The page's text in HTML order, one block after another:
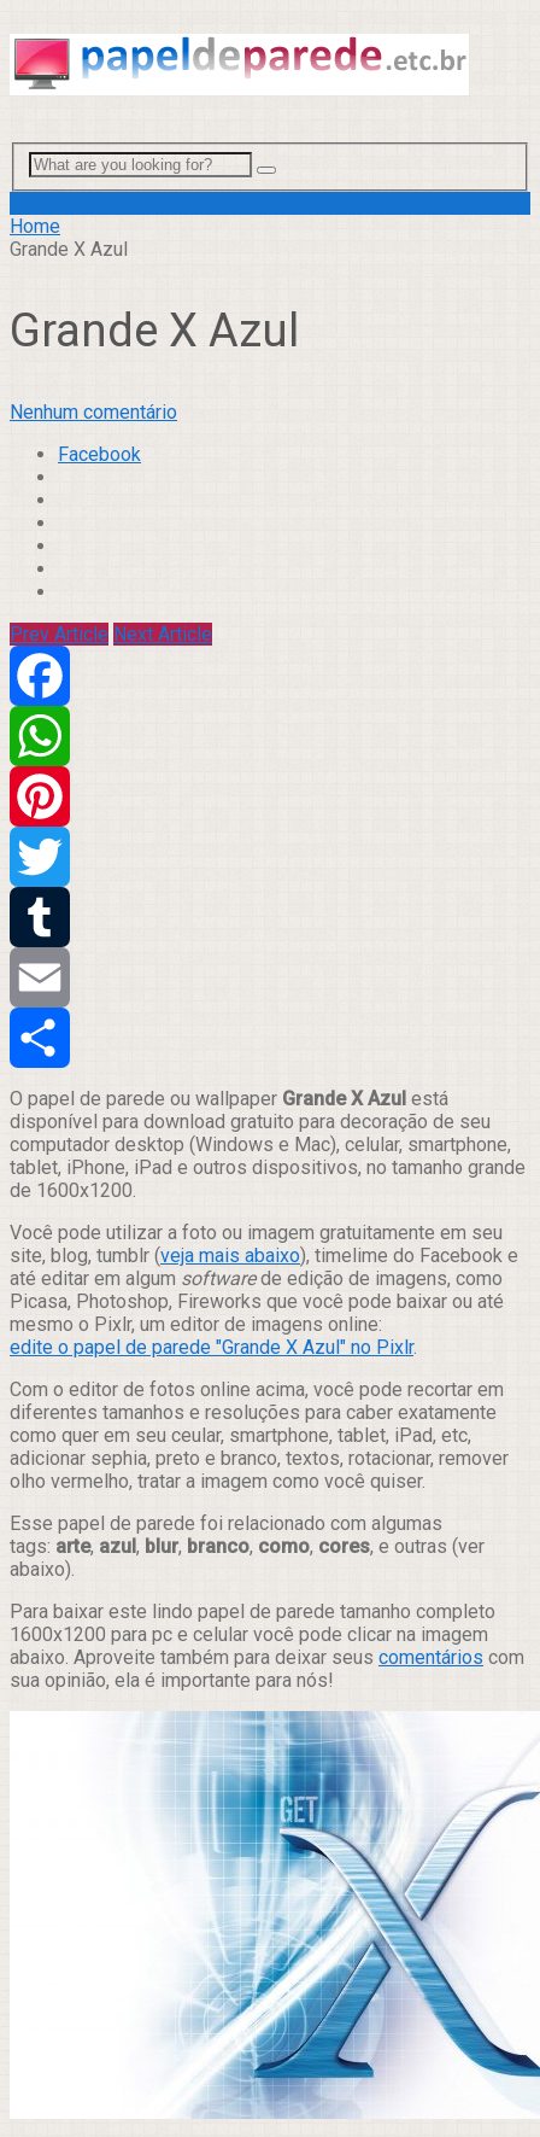
Home
Grande X Azul
Grande X Azul
Nenhum comentário
Facebook
Prev Article Next Article
Facebook
WhatsApp
Pinterest
Twitter
Tumblr
Email
Compartilhar
O papel de parede ou wallpaper Grande X Azul está
disponível para download gratuito para decoração de seu
computador desktop (Windows e Mac), celular, smartphone,
tablet, iPhone, iPad e outros dispositivos, no tamanho grande
de 1600x1200.
Você pode utilizar a foto ou imagem gratuitamente em seu
site, blog, tumblr (veja mais abaixo), timelime do Facebook e
até editar em algum softwarede edição de imagens, como
Picasa, Photoshop, Fireworks que você pode baixar ou até
mesmo o Pixlr, um editor de imagens online:
edite o papel de parede "Grande X Azul" no Pixlr.
Com o editor de fotos online acima, você pode recortar em
diferentes tamanhos e resoluções para caber exatamente
como quer em seu ceular, smartphone, tablet, iPad, etc,
adicionar sephia, preto e branco, textos, rotacionar, remover
olho vermelho, tratar a imagem como você quiser.
Esse papel de parede foi relacionado com algumas
tags: arte, azul, blur, branco, como, cores, e outras (ver
abaixo).
Para baixar este lindo papel de parede tamanho completo
1600x1200 para pc e celular você pode clicar na imagem
abaixo. Aproveite também para deixar seus comentários com
sua opinião, ela é importante para nós!